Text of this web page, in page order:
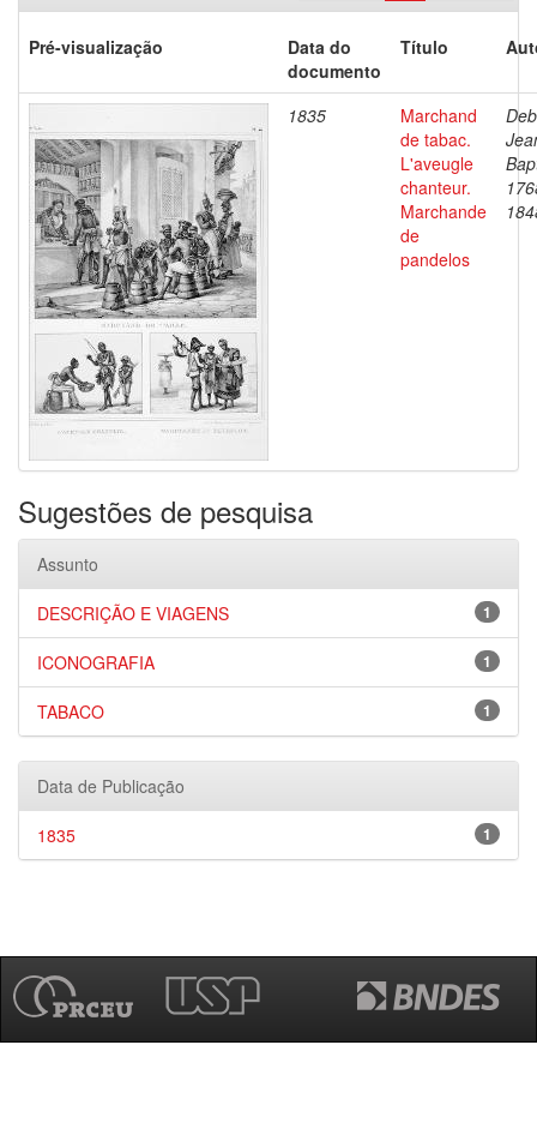
Pré-visualização
Data do
documento
Título
1835
Marchand
de tabac.
L'aveugle
chanteur.
Marchande
de
pandelos
Sugestões de pesquisa
Assunto
1
DESCRIÇÃO E VIAGENS
1
ICONOGRAFIA
1
TABACO
Data de Publicação
1
1835